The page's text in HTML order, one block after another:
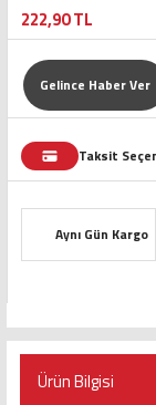
222,90 TL
Gelince Haber Ver
Taksit
Aynı Gün Kargo
Ürün Bilgisi